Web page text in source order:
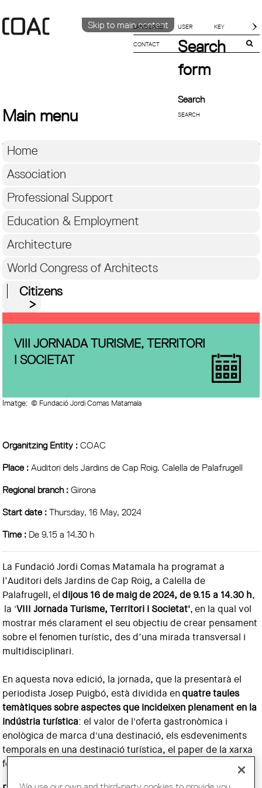
Skip to main content
LANGUAGE
CATALÀ
CONTACT
Search
form
Search
Main menu
Home
Association
Professional Support
Education & Employment
Architecture
World Congress of Architects
Citizens
VIII JORNADA TURISME, TERRITORI
I SOCIETAT
Imatge: © Fundació Jordi Comas Matamala
Organitzing Entity :COAC
Place :Auditori dels Jardins de Cap Roig. Calella de Palafrugell
Regional branch :Girona
Start date :Thursday, 16 May, 2024
Time : De 9.15 a 14.30 h
La Fundació Jordi Comas Matamala ha programat a
l’Auditori dels Jardins de Cap Roig, a Calella de
Palafrugell, eldijous 16 de maig de 2024, de 9.15 a 14.30 h,
la 'VIII Jornada Turisme, Territori i Societat', en la qual vol
mostrar més clarament el seu objectiu de crear pensament
sobre el fenomen turístic, des d’una mirada transversal i
multidisciplinari.
En aquesta nova edició, la jornada, que la presentarà el
periodista Josep Puigbó, està dividida enquatre taules
temàtiques sobre aspectes que incideixen plenament en la
indústria turística: el valor de l'oferta gastronòmica i
enològica de marca d'una destinació, els esdeveniments
temporals en una destinació turística, el paper de la xarxa
ferroviària en la mobilitat turística i l'aigua i el turisme.